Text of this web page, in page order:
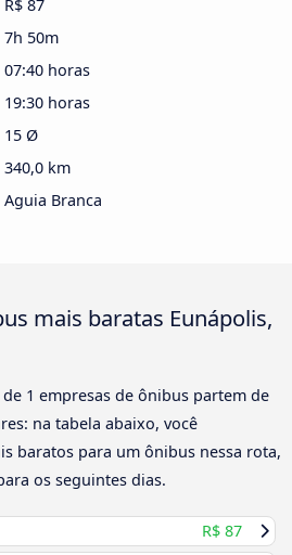
R$ 87
7h 50m
07:40 horas
19:30 horas
15 Ø
340,0 km
Aguia Branca
mais baratas Eunápolis,
1 empresas de ônibus partem de
na tabela abaixo, você
baratos para um ônibus nessa rota,
os seguintes dias.
R$ 87